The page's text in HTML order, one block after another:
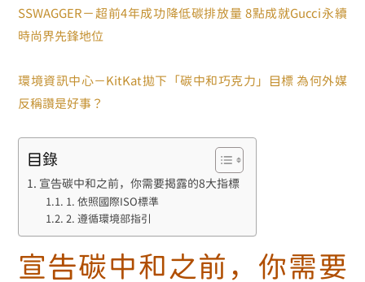
SSWAGGER－超前4年成功降低碳排放量 8點成就Gucci永續
時尚界先鋒地位
環境資訊中心－KitKat拋下「碳中和巧克力」目標 為何外媒
反稱讚是好事？
目錄
宣告碳中和之前，你需要揭露的8大指標
1. 依照國際ISO標準
2. 遵循環境部指引
宣告碳中和之前，你需要